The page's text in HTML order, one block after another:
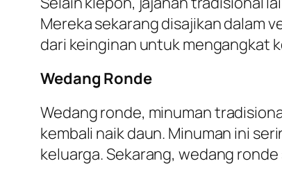
Mereka sekarang disajikan dalam
dari keinginan untuk mengangkat
Wedang Ronde
Wedang ronde, minuman
kembali naik daun. Minuman ini
keluarga. Sekarang, wedang